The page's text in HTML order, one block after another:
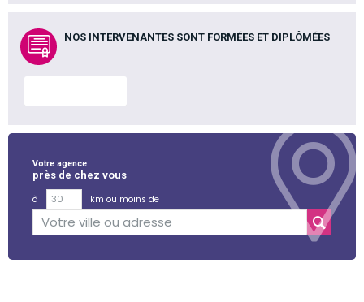
NOS INTERVENANTES SONT FORMÉES ET DIPLÔMÉES
Votre agence
près de chez vous
à
km ou moins de